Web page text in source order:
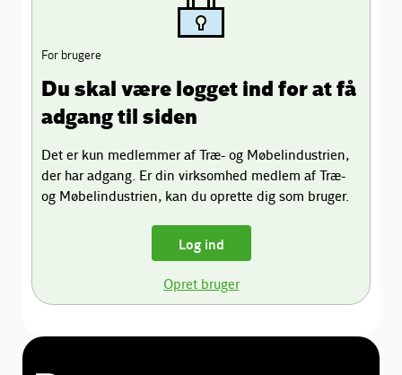
For brugere
Du skal være logget ind for at få
adgang til siden
Det er kun medlemmer af Træ- og Møbelindustrien,
der har adgang. Er din virksomhed medlem af Træ-
og Møbelindustrien, kan du oprette dig som bruger.
Log ind
Opret bruger